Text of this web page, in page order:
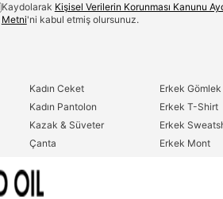
Kaydolarak Kişisel Verilerin Korunması Kanunu
Metni'ni kabul etmiş olursunuz.
Kadın Ceket
Kadın Pantolon
Kazak & Süveter
Çanta
Erkek Gömlek
Erkek T-Shirt
Erkek
Erkek Mont